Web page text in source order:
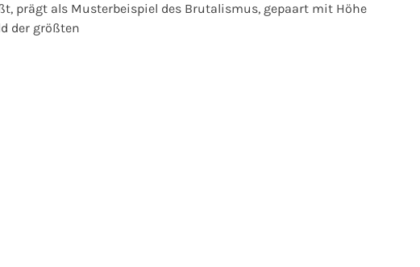
prägt als Musterbeispiel des Brutalismus, gepaart mit Höhe
der größten